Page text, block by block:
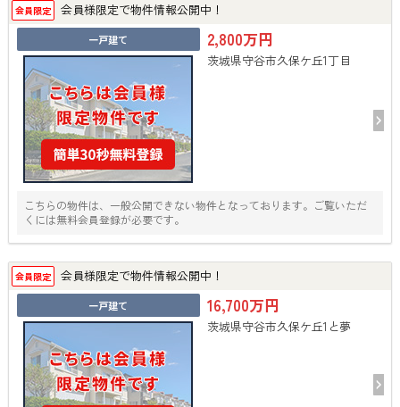
会員限定 会員様限定で物件情報公開中！
一戸建て 2,800万円
茨城県守谷市久保ケ丘1丁目
こちらの物件は、一般公開できない物件となっております。ご覧いただ
くには無料会員登録が必要です。
会員限定 会員様限定で物件情報公開中！
一戸建て 16,700万円
茨城県守谷市久保ケ丘1と夢